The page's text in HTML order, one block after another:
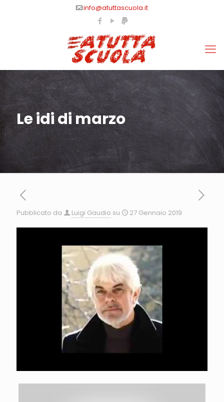
info@atuttascuola.it
Le idi di marzo
Pubblicato da Luigi Gaudio su 27 Gennaio 2019